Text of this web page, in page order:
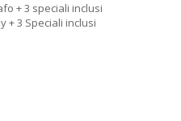
+ 3 speciali inclusi
+ 3 Speciali inclusi